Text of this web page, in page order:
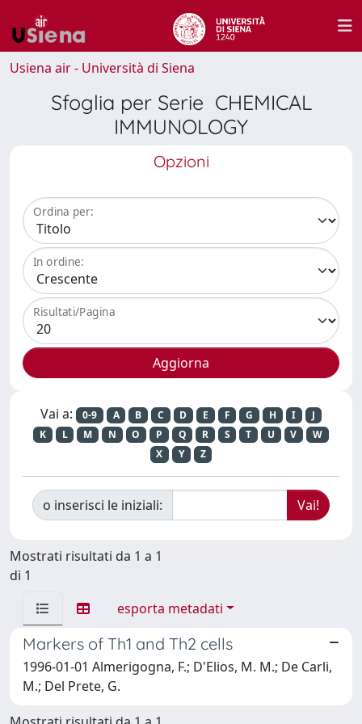
Usiena air - Università di Siena
Sfoglia per Serie CHEMICAL
IMMUNOLOGY
Opzioni
Ordina per:
In ordine:
Risultati/Pagina
Vai a: 0-9 A B C D E F G H I
J
K
L M N O P Q R S T U V
W
X
Y Z
o inserisci le iniziali:
Mostrati risultati da 1 a 1
di 1
esporta metadati
Markers of Th1 and Th2 cells
1996-01-01 Almerigogna, F.; D'Elios, M. M.; De Carli,
M.; Del Prete, G.